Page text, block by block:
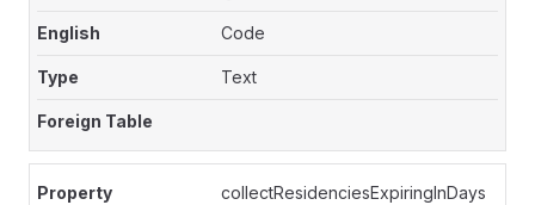
Code
Text
collectResidenciesExpiringInDays